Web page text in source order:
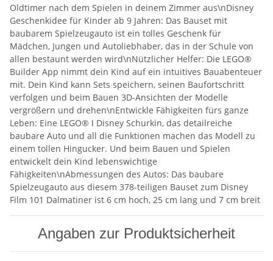
Oldtimer nach dem Spielen in deinem Zimmer aus\nDisney
Geschenkidee für Kinder ab 9 Jahren: Das Bauset mit
baubarem Spielzeugauto ist ein tolles Geschenk für
Mädchen, Jungen und Autoliebhaber, das in der Schule von
allen bestaunt werden wird\nNützlicher Helfer: Die LEGO®
Builder App nimmt dein Kind auf ein intuitives Bauabenteuer
mit. Dein Kind kann Sets speichern, seinen Baufortschritt
verfolgen und beim Bauen 3D-Ansichten der Modelle
vergrößern und drehen\nEntwickle Fähigkeiten fürs ganze
Leben: Eine LEGO® ǀ Disney Schurkin, das detailreiche
baubare Auto und all die Funktionen machen das Modell zu
einem tollen Hingucker. Und beim Bauen und Spielen
entwickelt dein Kind lebenswichtige
Fähigkeiten\nAbmessungen des Autos: Das baubare
Spielzeugauto aus diesem 378-teiligen Bauset zum Disney
Film 101 Dalmatiner ist 6 cm hoch, 25 cm lang und 7 cm breit
Angaben zur Produktsicherheit